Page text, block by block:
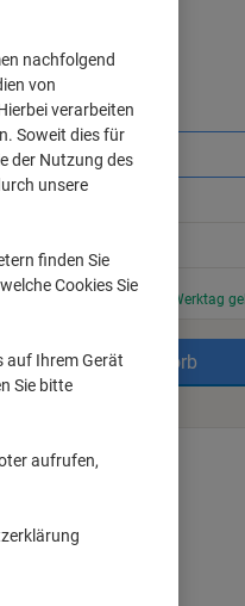
Uhr bestellt, am nächsten Werktag
In den Warenkorb
Zahlungsmöglichkeiten
nachfolgend
von
verarbeiten
Soweit dies für
der Nutzung des
unsere
finden Sie
Cookies Sie
auf Ihrem Gerät
Sie bitte
aufrufen,